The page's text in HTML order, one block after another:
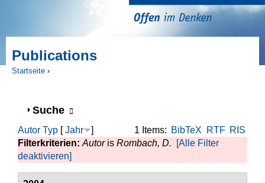
Publications
Startseite ›
Anzeigen
Suche
1 Items: BibTeX RTF RIS
Autor Typ [Jahr
]
Filterkriterien: Autoris Rombach, D.
[Alle Filter
deaktivieren]